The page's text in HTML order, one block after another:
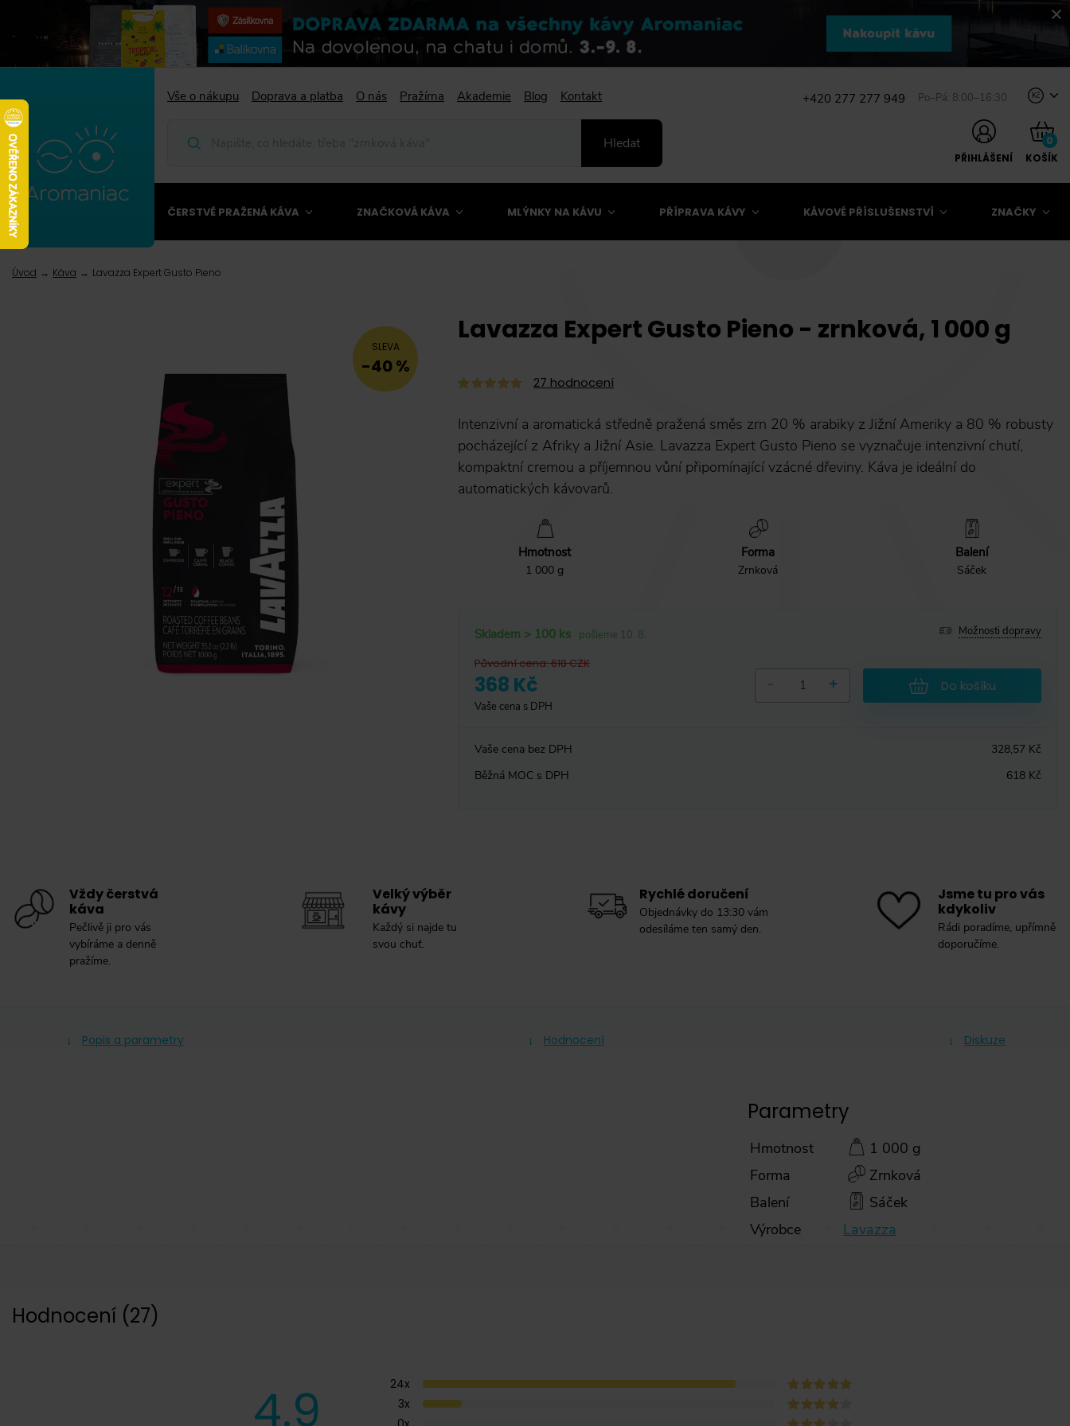
Vše o nákupu Doprava a platba O nás Pražírna Akademie Blog Kontakt
Hledat
+420 277 277 949 Po–Pá: 8:00–16:30 Kč
PŘIHLÁŠENÍ
0
KOŠÍK
ČERSTVĚ PRAŽENÁ KÁVA ZNAČKOVÁ KÁVA MLÝNKY NA KÁVU PŘÍPRAVA KÁVY KÁVOVÉ PŘÍSLUŠENSTVÍ ZNAČKY
Úvod Káva Lavazza Expert Gusto Pieno
SLEVA
-40 %
Lavazza Expert Gusto Pieno - zrnková, 1 000 g
27 hodnocení
Intenzivní a aromatická středně pražená směs zrn 20 % arabiky z Jižní Ameriky a 80 % robusty
pocházející z Afriky a Jižní Asie. Lavazza Expert Gusto Pieno se vyznačuje intenzivní chutí,
kompaktní cremou a příjemnou vůní připomínající vzácné dřeviny. Káva je ideální do
automatických kávovarů.
Hmotnost
1 000 g
Forma
Zrnková
Balení
Sáček
Skladem > 100 ks pošleme 10. 8. Možnosti dopravy
Původní cena:618CZK
368 Kč
Vaše cena s DPH
+ Do košíku
Vaše cena bez DPH
328,57 Kč
Běžná MOC s DPH
618 Kč
Vždy čerstvá
káva
Pečlivě ji pro vás
vybíráme a denně
pražíme.
Velký výběr
kávy
Každý si najde tu
svou chuť.
Rychlé doručení
Objednávky do 13:30 vám
odesíláme ten samý den.
Jsme tu pro vás
kdykoliv
Rádi poradíme, upřímně
doporučíme.
Popis a parametry Hodnocení Diskuze
Parametry
Hmotnost
1 000 g
Forma
Zrnková
Balení
Sáček
Výrobce
Lavazza
Hodnocení (27)
4.9 24x
3x